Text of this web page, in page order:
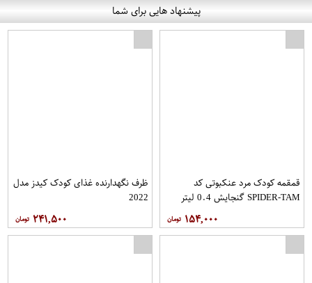
پیشنهاد هایی برای شما
قمقمه کودک مرد عنکبوتی کد
SPIDER-TAM گنجایش 0.4 لیتر
۱۵۴,۰۰۰
ظرف نگهدارنده غذای کودک کیدز مدل
2022
۲۴۱,۵۰۰